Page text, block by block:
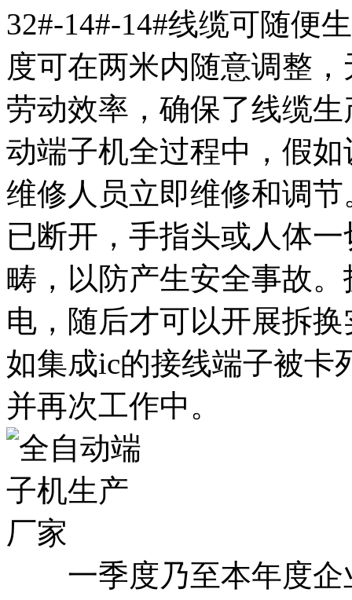
32#-14#-14#线缆可随便
度可在两米内随意调整
劳动效率，确保了线缆
动端子机全过程中，假
维修人员立即维修和调
已断开，手指头或人体
畴，以防产生安全事故
电，随后才可以开展拆
如集成ic的接线端子被卡
并再次工作中。
一季度乃至本年度企